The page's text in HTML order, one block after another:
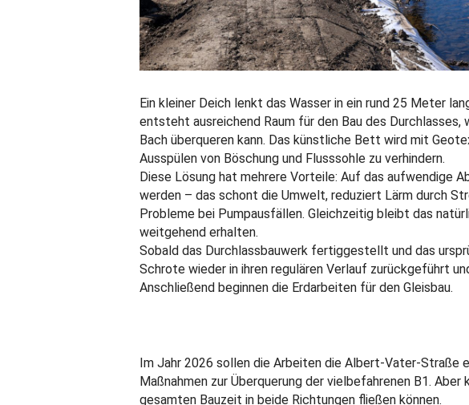
Ein kleiner Deich lenkt das Wasser in ein rund 25 Meter
entsteht ausreichend Raum für den Bau des Durchlasses,
Bach überqueren kann. Das künstliche Bett wird mit
Ausspülen von Böschung und Flusssohle zu verhindern.
Diese Lösung hat mehrere Vorteile: Auf das aufwendige
werden – das schont die Umwelt, reduziert Lärm durch
Probleme bei Pumpausfällen. Gleichzeitig bleibt das
weitgehend erhalten.
Sobald das Durchlassbauwerk fertiggestellt und das
Schrote wieder in ihren regulären Verlauf zurückgeführt
Anschließend beginnen die Erdarbeiten für den Gleisbau.
Im Jahr 2026 sollen die Arbeiten die Albert-Vater-Straße
Maßnahmen zur Überquerung der vielbefahrenen B1.
gesamten Bauzeit in beide Richtungen fließen können.